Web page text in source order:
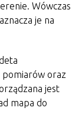
Wówczas
je na
pomiarów oraz
jest
mapa do